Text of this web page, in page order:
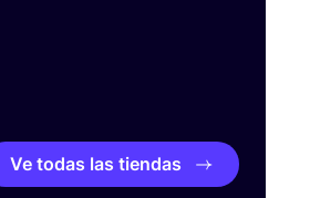
Ve todas las tiendas